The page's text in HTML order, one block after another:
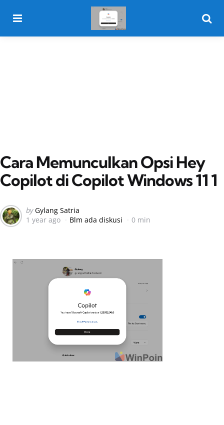
Cara Memunculkan Opsi Hey
Copilot di Copilot Windows 11 1
Posted
by
by Gylang Satria
1 year ago
Blm ada diskusi 0 min